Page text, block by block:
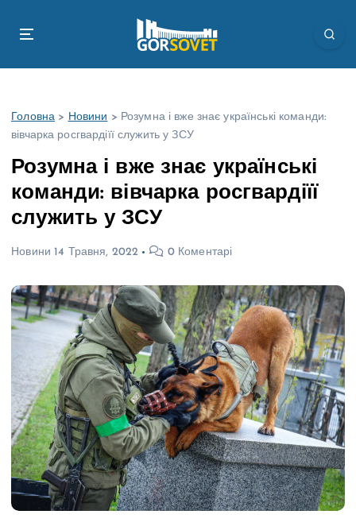
Головна > Новини > Розумна і вже знає українські команди:
вівчарка росгвардіїї служить у ЗСУ
Розумна і вже знає українські
команди: вівчарка росгвардіїї
служить у ЗСУ
Новини 14 Травня, 2022 0 Коментарі